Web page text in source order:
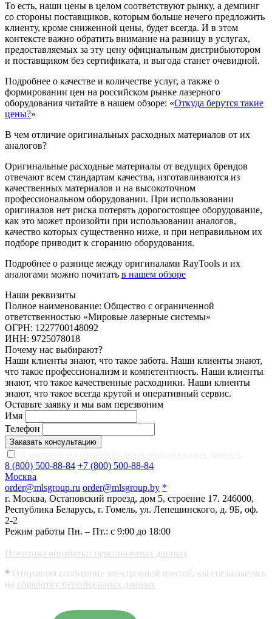
То есть, наши цены в целом соответствуют рынку, а демпинг
со стороны поставщиков, которым больше нечего предложить
клиенту, кроме сниженной цены, будет всегда. И в этом
контексте важно обратить внимание на разницу в услугах,
предоставляемых за эту цену официальным дистрибьютором
и поставщиком без сертификата, и выгода станет очевидной.
Подробнее о качестве и количестве услуг, а также о
формировании цен на российском рынке лазерного
оборудования читайте в нашем обзоре: «Откуда берутся такие
цены?»
В чем отличие оригинальных расходных материалов от их
аналогов?
Оригинальные расходные материалы от ведущих брендов
отвечают всем стандартам качества, изготавливаются из
качественных материалов и на высокоточном
профессиональном оборудовании. При использовании
оригиналов нет риска потерять дорогостоящее оборудование,
как это может произойти при использовании аналогов,
качество которых существенно ниже, и при неправильном их
подборе приводит к сгоранию оборудования.
Подробнее о разнице между оригиналами RayTools и их
аналогами можно почитать в нашем обзоре
Наши реквизиты
Полное наименование: Общество с ограниченной
ответственностью «Мировые лазерные системы»
ОГРН: 1227700148092
ИНН: 9725078018
Почему нас выбирают?
Наши клиенты знают, что такое забота. Наши клиенты знают,
что такое профессионализм и компетентность. Наши клиенты
знают, что такое качественные расходники. Наши клиенты
знают, что такое всегда крутой и оперативный сервис.
Оставьте заявку и мы вам перезвоним
Имя
Телефон
Заказать консультацию
8 (800) 500-88-84 +7 (800) 500-88-84
Москва
order@mlsgroup.ru order@mlsgroup.by *
г. Москва, Остаповский проезд, дом 5, строение 17. 246000,
Республика Беларусь, г. Гомель, ул. Лепешинского, д. 9Б, оф.
2-2
Режим работы Пн. – Пт.: с 9:00 до 18:00
Политика обработки персональных данных
* Отправляя сообщение электронной почтой, вы соглашаетесь
на обработку персональных данных